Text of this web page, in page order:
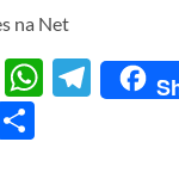
na Net
Email